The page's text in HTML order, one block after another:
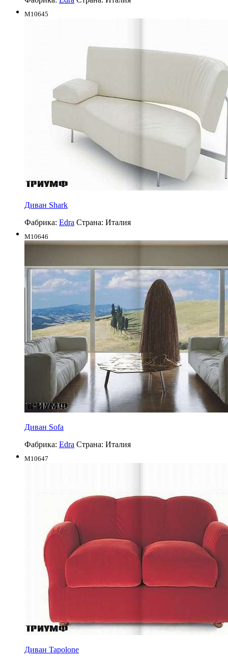
M10645
Диван Shark
Фабрика: Edra Страна: Италия
M10646
Диван Sofa
Фабрика: Edra Страна: Италия
M10647
Диван Tapolone